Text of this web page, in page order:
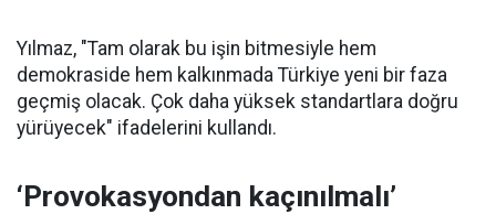
Yılmaz, "Tam olarak bu işin bitmesiyle hem
demokraside hem kalkınmada Türkiye yeni bir faza
geçmiş olacak. Çok daha yüksek standartlara doğru
yürüyecek" ifadelerini kullandı.
‘Provokasyondan kaçınılmalı’